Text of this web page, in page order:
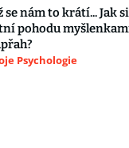
se nám to krátí... Jak
pohodu
Psychologie